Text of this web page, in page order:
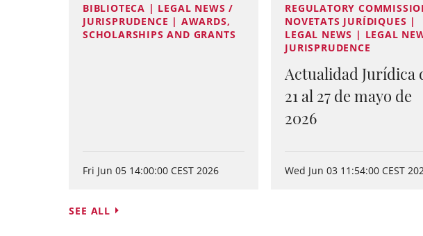
BIBLIOTECA | LEGAL NEWS /
JURISPRUDENCE | AWARDS,
SCHOLARSHIPS AND GRANTS
Fri Jun 05 14:00:00 CEST 2026
REGULATORY
NOVETATS JURÍDIQUES |
LEGAL NEWS | LEGAL
JURISPRUDENCE
Actualidad Jurídica
21 al 27 de mayo de
2026
Wed Jun 03 11:54:00 CEST
SEE ALL